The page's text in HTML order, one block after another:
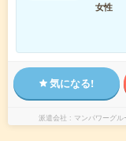
女性
気になる!
派遣会社 マンパワーグ